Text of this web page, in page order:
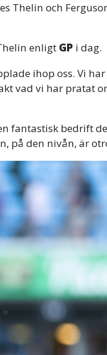
Thelin och
enligt GP i dag.
ihop oss. Vi
vad vi har pratat
fantastisk bedrift
på den nivån, är